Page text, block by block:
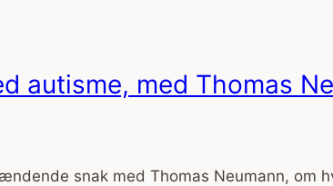
autisme, med Thomas
snak med Thomas Neumann, om